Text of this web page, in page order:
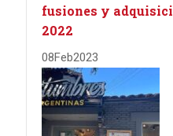
fusiones y
2022
08Feb2023